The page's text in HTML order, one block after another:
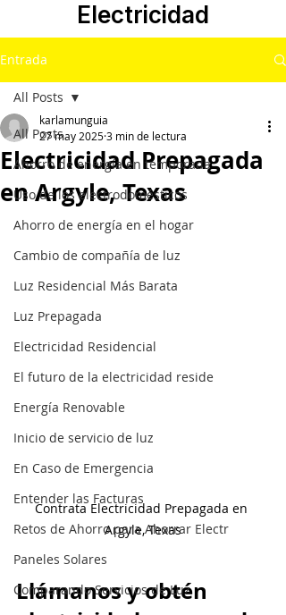
Electricidad
Entrada
All Posts
Ahorro de energía en temporada
Uso de los electrodomésticos
Ahorro de energía en el hogar
Cambio de compañía de luz
Luz Residencial Más Barata
Luz Prepagada
Electricidad Residencial
El futuro de la electricidad reside
Energía Renovable
Inicio de servicio de luz
En Caso de Emergencia
Entender las Facturas
Retos de Ahorro para Ahorrar Electr
Paneles Solares
Comparando Servicios de Luz
All Posts
Electricidad Prepagada
en Argyle, Texas
karlamunguia
27 may 20253 min de lectura
Contrata Electricidad Prepagada en
Argyle, Texas
Llámanos y obtén